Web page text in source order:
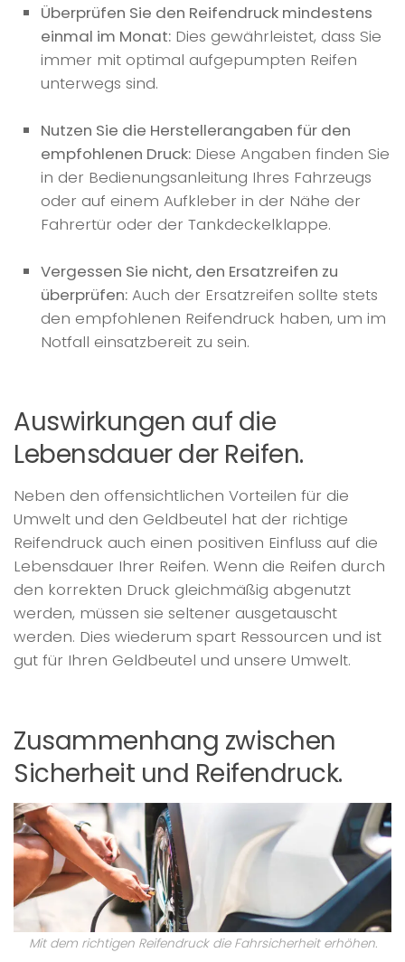
Überprüfen Sie den Reifendruck mindestens
einmal im Monat: Dies gewährleistet, dass Sie
immer mit optimal aufgepumpten Reifen
unterwegs sind.
Nutzen Sie die Herstellerangaben für den
empfohlenen Druck: Diese Angaben finden Sie
in der Bedienungsanleitung Ihres Fahrzeugs
oder auf einem Aufkleber in der Nähe der
Fahrertür oder der Tankdeckelklappe.
Vergessen Sie nicht, den Ersatzreifen zu
überprüfen: Auch der Ersatzreifen sollte stets
den empfohlenen Reifendruck haben, um im
Notfall einsatzbereit zu sein.
Auswirkungen auf die
Lebensdauer der Reifen.
Neben den offensichtlichen Vorteilen für die
Umwelt und den Geldbeutel hat der richtige
Reifendruck auch einen positiven Einfluss auf die
Lebensdauer Ihrer Reifen. Wenn die Reifen durch
den korrekten Druck gleichmäßig abgenutzt
werden, müssen sie seltener ausgetauscht
werden. Dies wiederum spart Ressourcen und ist
gut für Ihren Geldbeutel und unsere Umwelt.
Zusammenhang zwischen
Sicherheit und Reifendruck.
Mit dem richtigen Reifendruck die Fahrsicherheit erhöhen.